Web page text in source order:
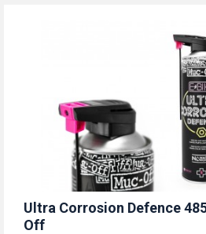
Ultra Corrosion Defence
Off